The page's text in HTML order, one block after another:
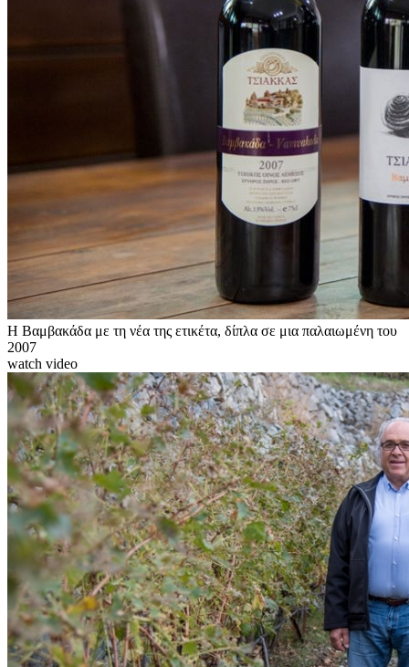
Η Βαμβακάδα με τη νέα της ετικέτα, δίπλα σε μια παλαιωμένη του
2007
watch video